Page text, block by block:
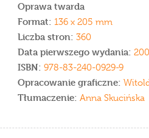
Oprawa twarda
Format: 136 x 205 mm
Liczba stron: 360
Data pierwszego wydania:
ISBN: 978-83-240-0929-9
Opracowanie graficzne:
Tłumaczenie: Anna Skucińska